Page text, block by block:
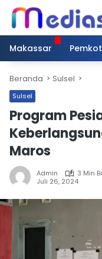
Langsung
konten
Makassar
Pemkot
Beranda Sulsel
Sulsel
Program
Maros
Admin
3 Min
Juli 26, 2024